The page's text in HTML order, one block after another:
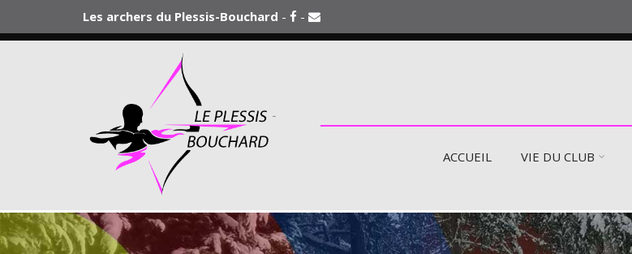
Aller au contenu principalLes archers du Plessis-Bouchard - -
ACCUEIL VIE DU CLUB